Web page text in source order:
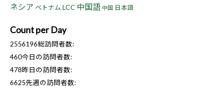
ネシア ベトナム LCC 中国語 中国 日本語
Count per Day
2556196総訪問者数:
460今日の訪問者数:
478昨日の訪問者数:
6625先週の訪問者数: